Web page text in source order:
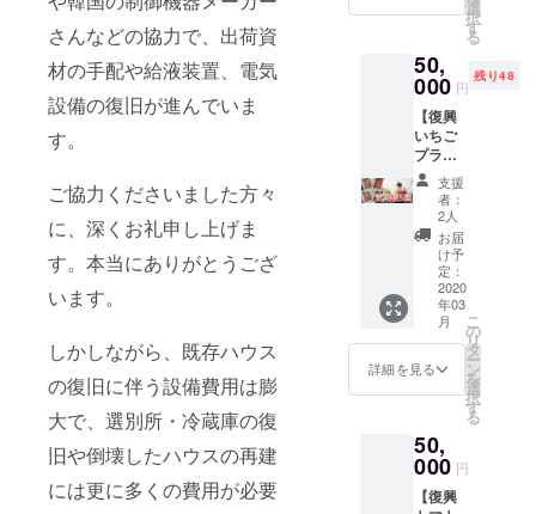
さんなどの協力で、出荷資
材の手配や給液装置、電気
設備の復旧が進んでいま
す。
ご協力くださいました方々
に、深くお礼申し上げま
す。本当にありがとうござ
います。
しかしながら、既存ハウス
の復旧に伴う設備費用は膨
大で、選別所・冷蔵庫の復
旧や倒壊したハウスの再建
には更に多くの費用が必要
記入く
ます。
※郵送で
けとな
りま
す。 ※
画像は
イメー
ジで
す。 ※
イチゴ
狩りチ
ケット
の有効
期限は
2020年
5月末ま
でとな
す。 ※
お名前
方は支
援時、
必ず備
考欄に
発送は
2020年
を目指
してい
ます
が、復
興の状
況によ
り前後
いたし
ます。
また、
ご支援
多数の
も、順
次発送
で、遅
れる場
合がご
ざいま
に、長
野ベ
リー
ファー
ムオ
フィ
シャル
サイト
の特設
ページ
にお名
前を掲
載しま
す(ご希
望の方
のみ)。
ご支援
（10,00
0円～）
画面に
興いち
とトマ
ト(ぜい
たくト
マトと
カラフ
ルミニ
トマト)
２kg
を、5回
の定期
便でお
送りし
ます 更
に、長
野ベ
リー
ファー
サイト
の特設
ページ
にお名
選
択
す
る
50,
000 円
残り48
【復興
いちご
プラン
定期便
(5回)プ
ラン】
実行委
員会よ
りお礼
のサン
クス
メール
にプラ
スし
て、復
興いち
イチゴ
350g前
後)×4箱
を、５
支援
者：
2人
お届
け予
定：
2020
年03
月
詳細を見る
こ
の
リ
タ
ー
ン
を
選
択
す
る
50,
000 円
【復興